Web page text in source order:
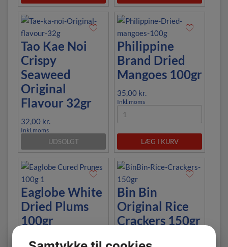
Tao Kae Noi
Crispy
Seaweed
Original
Flavour 32gr
32,00 kr.
Inkl.moms
UDSOLGT
Philippine
Brand Dried
Mangoes 100gr
35,00 kr.
Inkl.moms
LÆG I KURV
Eaglobe White
Dried Plums
100gr
40,00
Bin Bin
Original Rice
Crackers 150gr
25,00